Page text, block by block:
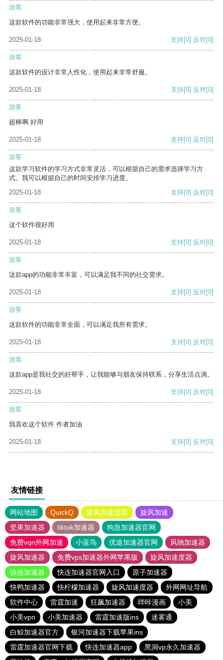
游客
这款软件的功能非常强大，使用起来非常方便。
2025-01-18 支持[0] 反对[0]
游客
这款软件的设计非常人性化，使用起来非常舒服。
2025-01-18 支持[0] 反对[0]
游客
超棒啊 好用
2025-01-18 支持[0] 反对[0]
游客
这款学习软件的学习方式非常灵活，可以根据自己的需求选择学习方
式。我可以根据自己的时间安排学习进度。
2025-01-18
支持[0] 反对[0]
游客
这个软件很好用
2025-01-18 支持[0] 反对[0]
游客
这款app的功能非常丰富，可以满足我不同的社交需求。
2025-01-18 支持[0] 反对[0]
游客
这款软件的功能非常全面，可以满足我所有需求。
2025-01-18 支持[0] 反对[0]
游客
这款app是我社交的好帮手，让我能够与朋友保持联系，分享生活点滴。
2025-01-18 支持[0] 反对[0]
游客
我喜欢这个软件 作者加油
2025-01-18 支持[0] 反对[0]
友情链接
网站地图 QuickQ 旋风加速度器
旋风加速
坚果加速器
tiktok加速器
狗急加速器官网
免费vqn外网加速
小蓝鸟 优途加速器官网
风驰加速器
旋风加速器
免费vps加速器外网苹果版
旋风加速度器
快连加速器
快连加速器官网入口
原子加速器
快鸭加速器
快柠檬加速器 旋风加速度器
外网网址导航
软件中心
雷霆加速 狂飙加速器 哔咔漫画
小美
小美vpn
小美加速器 雷霆加速版ins
迷雾通
白鲸加速器官方
银河加速器下载苹果ins
雷霆加速器官网下载
快连加速器app
黑洞vp永久加速器